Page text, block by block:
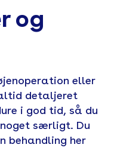
og
eller
detaljeret
i god tid, så du
særligt. Du
behandling her